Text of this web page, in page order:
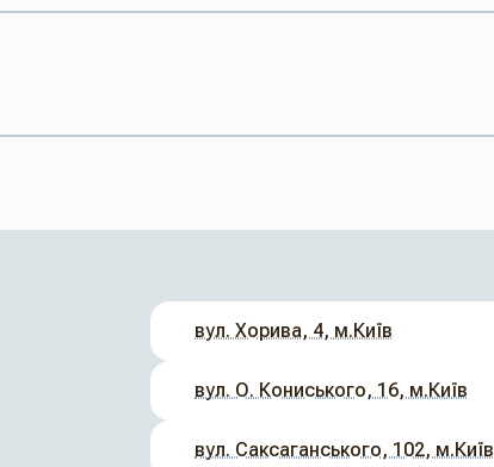
вул. Хорива, 4, м.Київ
вул. О. Кониського, 16, м.Київ
вул. Саксаганського, 102, м.Київ